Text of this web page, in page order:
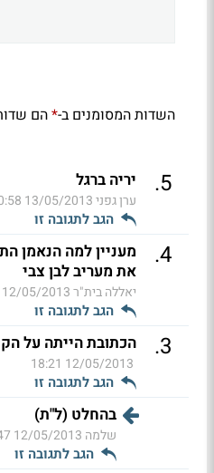
השדות המסומנים ב-*הם
5
. יריה ברגל
ערן גפני13/05/2013 10:58
הגב לתגובה זו
4
.
מעניין למה הנאמן
את מעריב לבן צבי
יאללה בית"ר12/05/2013 22:18
הגב לתגובה זו
3
. הכתובת הייתה על
12/05/2013 18:21
הגב לתגובה זו
בהחלט (ל"ת)
שלמה 12/05/2013 18:47
הגב לתגובה זו